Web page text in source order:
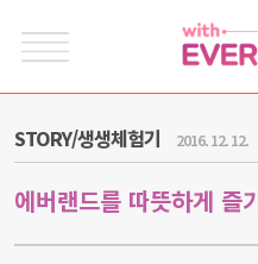
STORY/생생체험기 2016. 12. 12.
에버랜드를 따뜻하게 즐